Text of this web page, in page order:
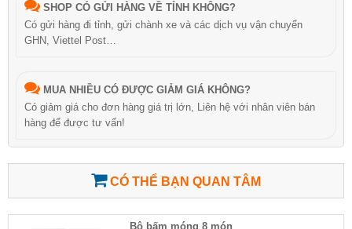
SHOP CÓ GỬI HÀNG VỀ TỈNH KHÔNG?
Có gửi hàng đi tỉnh, gửi chành xe và các dịch vụ vận chuyển
GHN, Viettel Post…
MUA NHIỀU CÓ ĐƯỢC GIẢM GIÁ KHÔNG?
Có giảm giá cho đơn hàng giá trị lớn, Liên hệ với nhân viên bán
hàng để được tư vấn!
CÓ THỂ BẠN QUAN TÂM
Bộ bấm móng 8 món